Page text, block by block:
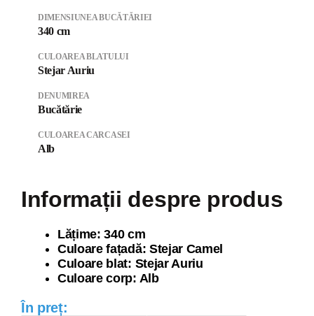
DIMENSIUNEA BUCĂTĂRIEI
340 cm
CULOAREA BLATULUI
Stejar Auriu
DENUMIREA
Bucătărie
CULOAREA CARCASEI
Alb
Informații despre produs
Lățime: 340 cm
Culoare fațadă: Stejar Camel
Culoare blat: Stejar Auriu
Culoare corp: Alb
În preț: